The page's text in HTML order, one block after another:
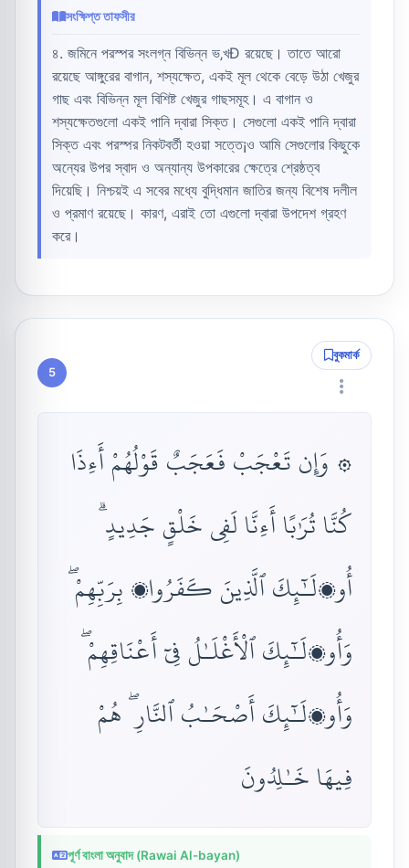
সংক্ষিপ্ত তাফসীর
৪. জমিনে পরস্পর সংলগ্ন বিভিন্ন ভ‚খÐ রয়েছে। তাতে আরো
রয়েছে আঙ্গুরের বাগান, শস্যক্ষেত, একই মূল থেকে বেড়ে উঠা খেজুর
গাছ এবং বিভিন্ন মূল বিশিষ্ট খেজুর গাছসমূহ। এ বাগান ও
শস্যক্ষেতগুলো একই পানি দ্বারা সিক্ত। সেগুলো একই পানি দ্বারা
সিক্ত এবং পরস্পর নিকটবর্তী হওয়া সত্তে¡ও আমি সেগুলোর কিছুকে
অন্যের উপর স্বাদ ও অন্যান্য উপকারের ক্ষেত্রে শ্রেষ্ঠত্ব
দিয়েছি। নিশ্চয়ই এ সবের মধ্যে বুদ্ধিমান জাতির জন্য বিশেষ দলীল
ও প্রমাণ রয়েছে। কারণ, এরাই তো এগুলো দ্বারা উপদেশ গ্রহণ
করে।
5
বুকমার্ক
۞ وَإِن تَعْجَبْ فَعَجَبٌ قَوْلُهُمْ أَءِذَا
كُنَّا تُرَٰبًا أَءِنَّا لَفِى خَلْقٍ جَدِيدٍ ۗ
أُو۟لَـٰٓئِكَ ٱلَّذِينَ كَفَرُوا۟ بِرَبِّهِمْ ۖ
وَأُو۟لَـٰٓئِكَ ٱلْأَغْلَـٰلُ فِىٓ أَعْنَاقِهِمْ ۖ
وَأُو۟لَـٰٓئِكَ أَصْحَـٰبُ ٱلنَّارِ ۖ هُمْ
فِيهَا خَـٰلِدُونَ
পূর্ণ বাংলা অনুবাদ (Rawai Al-bayan)